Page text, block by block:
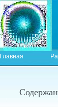
Главная